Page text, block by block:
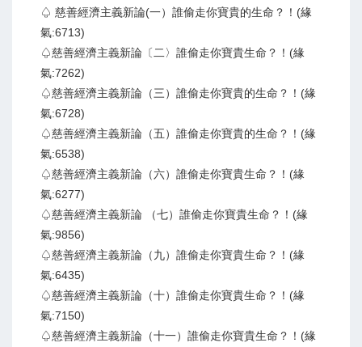
♤ 慈善經濟主義新論(一）誰偷走你寶貴的生命？！(緣
氣:6713)
♤慈善經濟主義新論〔二〉誰偷走你寶貴生命？！(緣
氣:7262)
♤慈善經濟主義新論（三）誰偷走你寶貴的生命？！(緣
氣:6728)
♤慈善經濟主義新論（五）誰偷走你寶貴的生命？！(緣
氣:6538)
♤慈善經濟主義新論（六）誰偷走你寶貴生命？！(緣
氣:6277)
♤慈善經濟主義新論 （七）誰偷走你寶貴生命？！(緣
氣:9856)
♤慈善經濟主義新論（九）誰偷走你寶貴生命？！(緣
氣:6435)
♤慈善經濟主義新論（十）誰偷走你寶貴生命？！(緣
氣:7150)
♤慈善經濟主義新論（十一）誰偷走你寶貴生命？！(緣